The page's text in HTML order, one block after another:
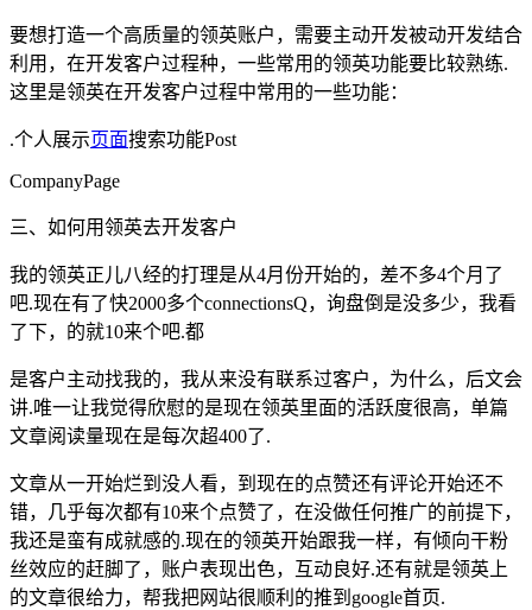
要想打造一个高质量的领英账户，需要主动开发被动开发结合
利用，在开发客户过程种，一些常用的领英功能要比较熟练.
这里是领英在开发客户过程中常用的一些功能：
.个人展示页面搜索功能Post
CompanyPage
三、如何用领英去开发客户
我的领英正儿八经的打理是从4月份开始的，差不多4个月了
吧.现在有了快2000多个connectionsQ，询盘倒是没多少，我看
了下，的就10来个吧.都
是客户主动找我的，我从来没有联系过客户，为什么，后文会
讲.唯一让我觉得欣慰的是现在领英里面的活跃度很高，单篇
文章阅读量现在是每次超400了.
文章从一开始烂到没人看，到现在的点赞还有评论开始还不
错，几乎每次都有10来个点赞了，在没做任何推广的前提下，
我还是蛮有成就感的.现在的领英开始跟我一样，有倾向干粉
丝效应的赶脚了，账户表现出色，互动良好.还有就是领英上
的文章很给力，帮我把网站很顺利的推到google首页.